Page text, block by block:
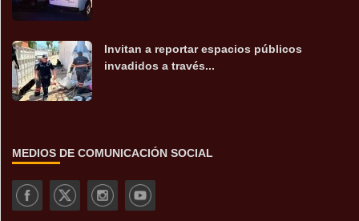
Invitan a reportar espacios públicos
invadidos a través...
MEDIOS DE COMUNICACIÓN SOCIAL